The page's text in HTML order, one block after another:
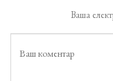
Ваша